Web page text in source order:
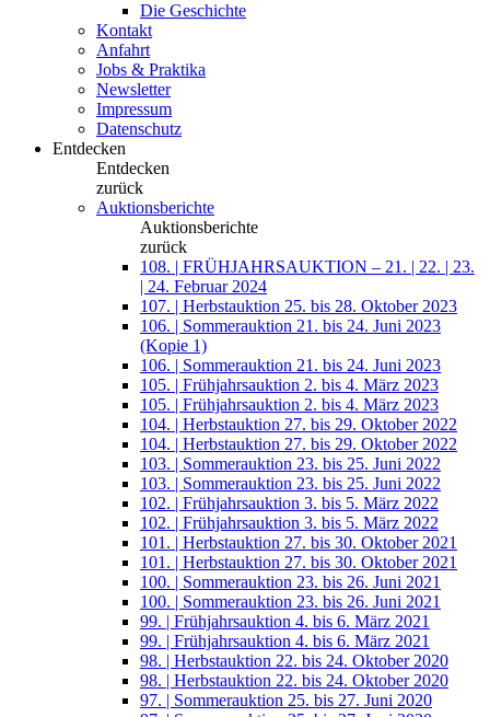
Die Geschichte
Kontakt
Anfahrt
Jobs & Praktika
Newsletter
Impressum
Datenschutz
Entdecken
Entdecken
zurück
Auktionsberichte
Auktionsberichte
zurück
108. | FRÜHJAHRSAUKTION – 21. | 22. | 23.
| 24. Februar 2024
107. | Herbstauktion 25. bis 28. Oktober 2023
106. | Sommerauktion 21. bis 24. Juni 2023
(Kopie 1)
106. | Sommerauktion 21. bis 24. Juni 2023
105. | Frühjahrsauktion 2. bis 4. März 2023
105. | Frühjahrsauktion 2. bis 4. März 2023
104. | Herbstauktion 27. bis 29. Oktober 2022
104. | Herbstauktion 27. bis 29. Oktober 2022
103. | Sommerauktion 23. bis 25. Juni 2022
103. | Sommerauktion 23. bis 25. Juni 2022
102. | Frühjahrsauktion 3. bis 5. März 2022
102. | Frühjahrsauktion 3. bis 5. März 2022
101. | Herbstauktion 27. bis 30. Oktober 2021
101. | Herbstauktion 27. bis 30. Oktober 2021
100. | Sommerauktion 23. bis 26. Juni 2021
100. | Sommerauktion 23. bis 26. Juni 2021
99. | Frühjahrsauktion 4. bis 6. März 2021
99. | Frühjahrsauktion 4. bis 6. März 2021
98. | Herbstauktion 22. bis 24. Oktober 2020
98. | Herbstauktion 22. bis 24. Oktober 2020
97. | Sommerauktion 25. bis 27. Juni 2020